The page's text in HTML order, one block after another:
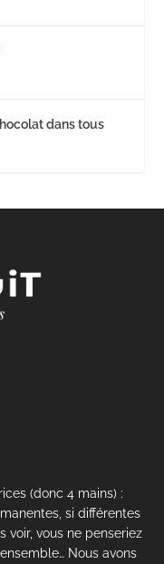
dans tous
(donc 4 mains) :
si différentes
voir, vous ne penseriez
Nous avons